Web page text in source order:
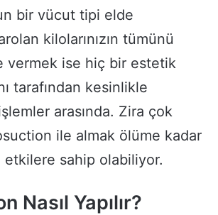
bir vücut tipi elde
kilolarınızın tümünü
vermek ise hiç bir estetik
tarafından kesinlikle
arasında. Zira çok
ile almak ölüme kadar
sahip olabiliyor.
Nasıl Yapılır?